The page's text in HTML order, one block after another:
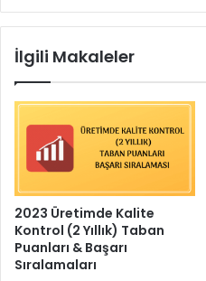
İlgili Makaleler
2023 Üretimde Kalite
Kontrol (2 Yıllık) Taban
Puanları & Başarı
Sıralamaları